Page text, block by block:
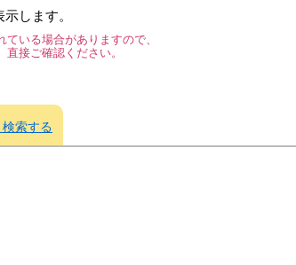
します。
いる場合がありますので、
接ご確認ください。
索する